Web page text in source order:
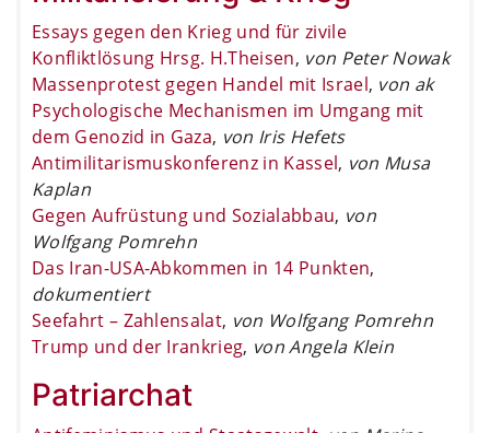
Essays gegen den Krieg und für zivile
Konfliktlösung Hrsg. H.Theisen, von Peter Nowak
Massenprotest gegen Handel mit Israel, von ak
Psychologische Mechanismen im Umgang mit
dem Genozid in Gaza, von Iris Hefets
Antimilitarismuskonferenz in Kassel, von Musa
Kaplan
Gegen Aufrüstung und Sozialabbau, von
Wolfgang Pomrehn
Das Iran-USA-Abkommen in 14 Punkten,
dokumentiert
Seefahrt – Zahlensalat, von Wolfgang Pomrehn
Trump und der Irankrieg, von Angela Klein
Patriarchat